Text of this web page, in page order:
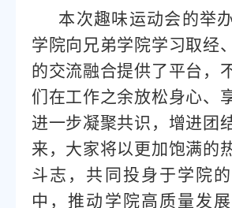
本次趣味运动会的举办
学院向兄弟学院学习取经
的交流融合提供了平台，
们在工作之余放松身心、
进一步凝聚共识，增进团
来，大家将以更加饱满的
斗志，共同投身于学院
中，推动学院高质量发